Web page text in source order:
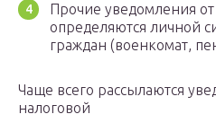
Прочие уведомления
определяются личной
граждан (военкомат,
Чаще всего рассылаются
налоговой